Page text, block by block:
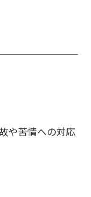
や苦情への対応